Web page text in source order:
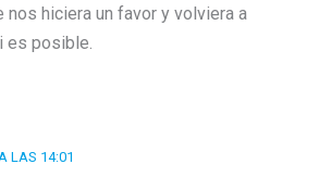
nos hiciera un favor y volviera a
es posible.
LAS 14:01